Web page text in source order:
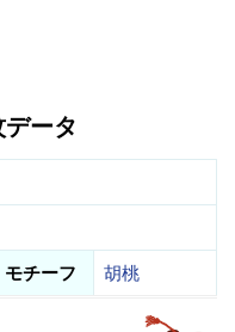
データ
モチーフ 胡桃